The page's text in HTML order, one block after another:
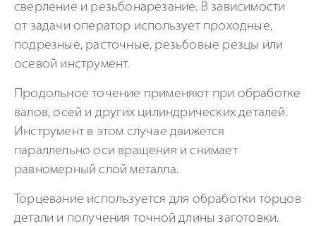
сверление и резьбонарезание. В зависимости
от задачи оператор использует проходные,
подрезные, расточные, резьбовые резцы или
осевой инструмент.
Продольное точение применяют при обработке
валов, осей и других цилиндрических деталей.
Инструмент в этом случае движется
параллельно оси вращения и снимает
равномерный слой металла.
Торцевание используется для обработки торцов
детали и получения точной длины заготовки.